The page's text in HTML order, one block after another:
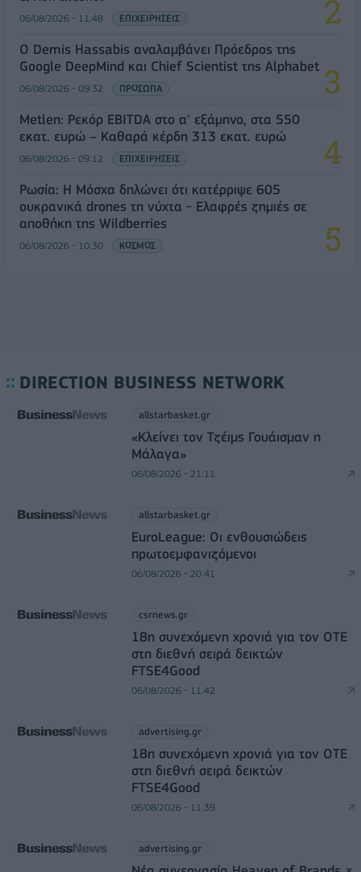
06/08/2026 - 11:48 ΕΠΙΧΕΙΡΗΣΕΙΣ
Ο Demis Hassabis αναλαμβάνει Πρόεδρος της
Google DeepMind και Chief Scientist της Alphabet
06/08/2026 - 09:32 ΠΡΟΣΩΠΑ
Metlen: Ρεκόρ EBITDA στο α' εξάμηνο, στα 550
εκατ. ευρώ – Καθαρά κέρδη 313 εκατ. ευρώ
06/08/2026 - 09:12 ΕΠΙΧΕΙΡΗΣΕΙΣ
Ρωσία: Η Μόσχα δηλώνει ότι κατέρριψε 605
ουκρανικά drones τη νύχτα - Ελαφρές ζημιές σε
αποθήκη της Wildberries
06/08/2026 - 10:30 ΚΟΣΜΟΣ
DIRECTION BUSINESS NETWORK
allstarbasket.gr
«Κλείνει τον Τζέιμς Γουάισμαν η
Μάλαγα»
06/08/2026 - 21:11
allstarbasket.gr
EuroLeague: Οι ενθουσιώδεις
πρωτοεμφανιζόμενοι
06/08/2026 - 20:41
csrnews.gr
18η συνεχόμενη χρονιά για τον ΟΤΕ
στη διεθνή σειρά δεικτών
FTSE4Good
06/08/2026 - 11:42
advertising.gr
18η συνεχόμενη χρονιά για τον ΟΤΕ
στη διεθνή σειρά δεικτών
FTSE4Good
06/08/2026 - 11:39
advertising.gr